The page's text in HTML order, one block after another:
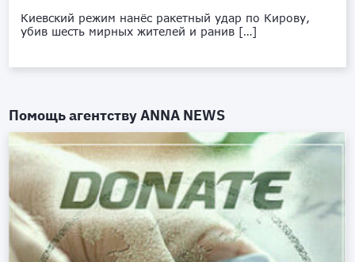
Киевский режим нанёс ракетный удар по Кирову,
убив шесть мирных жителей и ранив […]
Помощь агентствуANNA NEWS